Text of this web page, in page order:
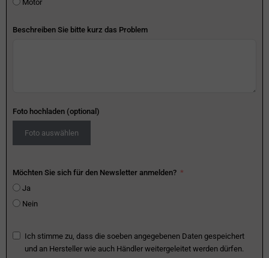
Motor
Beschreiben Sie bitte kurz das Problem
Foto hochladen (optional)
Foto auswählen
Möchten Sie sich für den Newsletter anmelden?
Ja
Nein
Ich stimme zu, dass die soeben angegebenen Daten gespeichert
und an Hersteller wie auch Händler weitergeleitet werden dürfen.